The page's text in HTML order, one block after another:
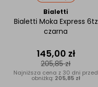
Bialetti
Bialetti Moka Express 6tz
czarna
145,00 zł
205,85zł
Najniższa cena z 30 dni przed
obniżką: 205,85 zł